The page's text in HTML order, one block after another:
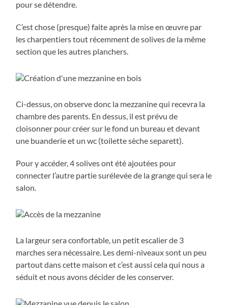
pour se détendre.
C’est chose (presque) faite après la mise en œuvre par
les charpentiers tout récemment de solives de la même
section que les autres planchers.
Ci-dessus, on observe donc la mezzanine qui recevra la
chambre des parents. En dessus, il est prévu de
cloisonner pour créer sur le fond un bureau et devant
une buanderie et un wc (toilette sèche separett).
Pour y accéder, 4 solives ont été ajoutées pour
connecter l’autre partie surélevée de la grange qui sera le
salon.
La largeur sera confortable, un petit escalier de 3
marches sera nécessaire. Les demi-niveaux sont un peu
partout dans cette maison et c’est aussi cela qui nous a
séduit et nous avons décider de les conserver.